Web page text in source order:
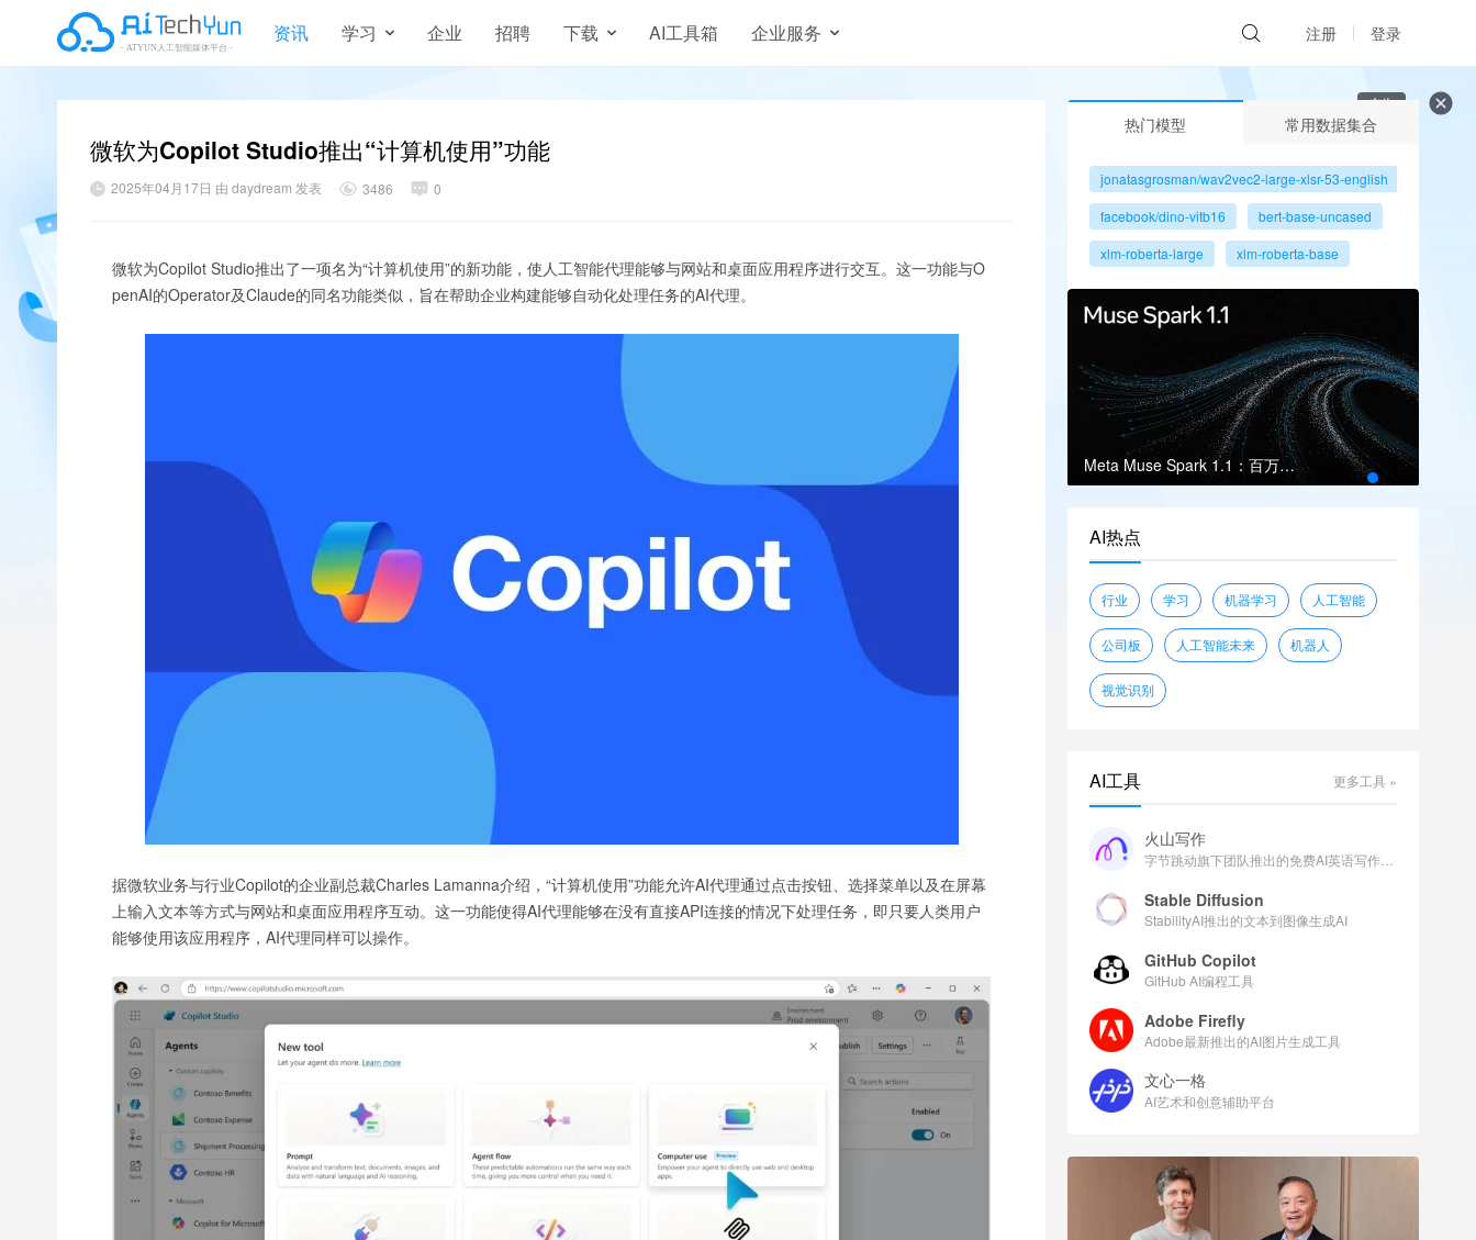
广告
资讯 学习 企业 招聘 下载 AI工具箱 企业服务 注册 登录
微软为Copilot Studio推出“计算机使用”功能
2025年04月17日 由 daydream 发表 3486 0
微软为Copilot Studio推出了一项名为“计算机使用”的新功能，使人工智能代理能够与网站和桌面应用程序进行交互。这一功能与O
penAI的Operator及Claude的同名功能类似，旨在帮助企业构建能够自动化处理任务的AI代理。
据微软业务与行业Copilot的企业副总裁Charles Lamanna介绍，“计算机使用”功能允许AI代理通过点击按钮、选择菜单以及在屏幕
上输入文本等方式与网站和桌面应用程序互动。这一功能使得AI代理能够在没有直接API连接的情况下处理任务，即只要人类用户
能够使用该应用程序，AI代理同样可以操作。
热门模型 常用数据集合
jonatasgrosman/wav2vec2-large-xlsr-53-english
facebook/dino-vitb16
bert-base-uncased
xlm-roberta-large
xlm-roberta-base
gpt2
microsoft/resnet-50
facebook/dino-vits8
Meta Muse Spark 1.1：百万上下文瞄准多智能体
Grok 4.5登场：编码与长程智能体再升级
piqa
EleutherAI/lambada_openai
facebook/flores
AI热点
行业 学习 机器学习 人工智能
公司板 人工智能未来 机器人
视觉识别
AI工具 更多工具 »
火山写作
Stable Diffusion
StabilityAI推出的文本到图像生成AI
GitHub Copilot
GitHub AI编程工具
Adobe Firefly
Adobe最新推出的AI图片生成工具
文心一格
AI艺术和创意辅助平台